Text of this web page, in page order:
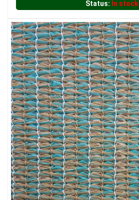
LƯỚI CHE NẮNG
Status: In stock